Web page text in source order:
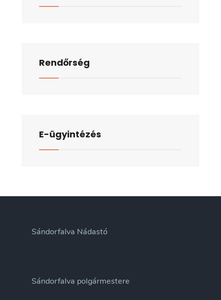
Rendőrség
E-ügyintézés
Sándorfalva Nádastó
Sándorfalva polgármestere